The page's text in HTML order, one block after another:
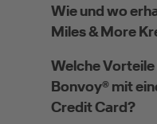
Wie und wo
Miles & More
Welche
Bonvoy® mit
Credit Card?
Kreditkarte
Suchen Sie eine
geschäftliche